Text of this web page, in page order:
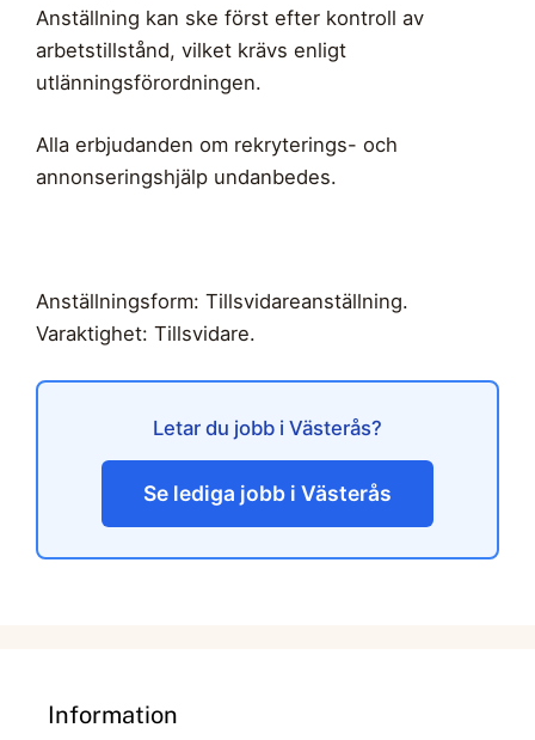
Anställning kan ske först efter kontroll av
arbetstillstånd, vilket krävs enligt
utlänningsförordningen.
Alla erbjudanden om rekryterings- och
annonseringshjälp undanbedes.
Anställningsform: Tillsvidareanställning.
Varaktighet: Tillsvidare.
Letar du jobb i Västerås?
Se lediga jobb i Västerås
Information